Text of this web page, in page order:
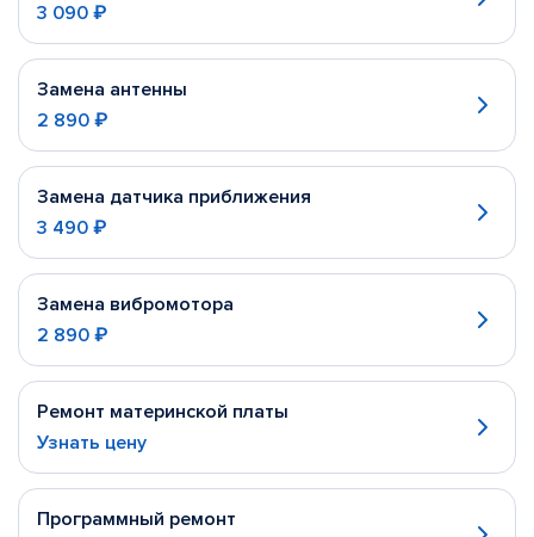
3 090 ₽
Замена антенны
2 890 ₽
Замена датчика приближения
3 490 ₽
Замена вибромотора
2 890 ₽
Ремонт материнской платы
Узнать цену
Программный ремонт